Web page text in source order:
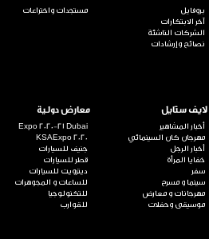
بروفايل
آخر الابتكارات
الشركات الناشئة
نصائح وإرشادات
مستجدات واختراعات
لايف ستايل
أخبار المشاهير
مهرجان كان السينمائي
أخبار الرجل
خفايا المرأة
سفر
سينما و مسرح
مهرجانات و معارض
موسيقى وحفلات
معارض دولية
Expo 2020-21 Dubai
KSAExpo 2020
جنيف للسيارات
قطر للسيارات
ديترويت للسيارات
للساعات و المجوهرات
للتكنولوجيا
للقوارب